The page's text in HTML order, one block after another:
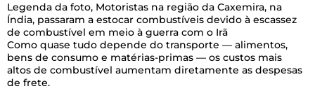
Legenda da foto, Motoristas na região da Caxemira, na
Índia, passaram a estocar combustíveis devido à escassez
de combustível em meio à guerra com o Irã
Como quase tudo depende do transporte — alimentos,
bens de consumo e matérias-primas — os custos mais
altos de combustível aumentam diretamente as despesas
de frete.